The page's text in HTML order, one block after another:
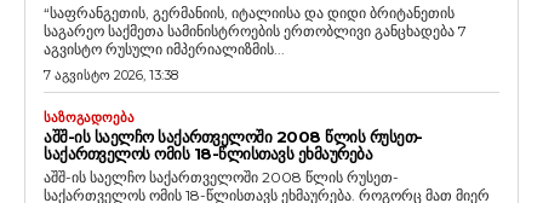
“საფრანგეთის, გერმანიის, იტალიისა და დიდი ბრიტანეთის
საგარეო საქმეთა სამინისტროების ერთობლივი განცხადება 7
აგვისტო რუსული იმპერიალიზმის...
7 აგვისტო 2026, 13:38
ᲡᲐᲖᲝᲒᲐᲓᲝᲔᲑᲐ
ᲐᲨᲨ-ᲘᲡ ᲡᲐᲔᲚᲩᲝ ᲡᲐᲥᲐᲠᲗᲕᲔᲚᲝᲨᲘ 2008 ᲬᲚᲘᲡ ᲠᲣᲡᲔᲗ-
ᲡᲐᲥᲐᲠᲗᲕᲔᲚᲝᲡ ᲝᲛᲘᲡ 18-ᲬᲚᲘᲡᲗᲐᲕᲡ ᲔᲮᲛᲐᲣᲠᲔᲑᲐ
აშშ-ის საელჩო საქართველოში 2008 წლის რუსეთ-
საქართველოს ომის 18-წლისთავს ეხმაურება. როგორც მათ მიერ